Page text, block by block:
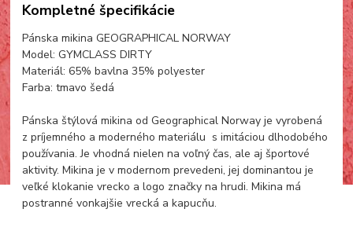
Kompletné špecifikácie
Pánska mikina GEOGRAPHICAL NORWAY
Model: GYMCLASS DIRTY
Materiál: 65% bavlna 35% polyester
Farba: tmavo šedá
Pánska štýlová mikina od Geographical Norway je vyrobená
z príjemného a moderného materiálu s imitáciou dlhodobého
používania. Je vhodná nielen na voľný čas, ale aj športové
aktivity. Mikina je v modernom prevedeni, jej dominantou je
veľké klokanie vrecko a logo značky na hrudi. Mikina má
postranné vonkajšie vrecká a kapucňu.